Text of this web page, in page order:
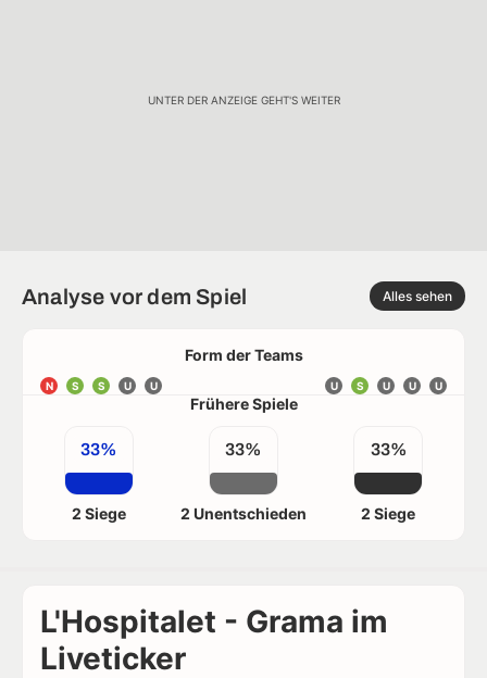
UNTER DER ANZEIGE GEHT'S WEITER
Analyse vor dem Spiel Alles sehen
Form der Teams
N S S U U U
U
U
S
U
Frühere Spiele
33%
2 Siege
33%
2 Unentschieden
33%
2 Siege
L'Hospitalet - Grama im
Liveticker